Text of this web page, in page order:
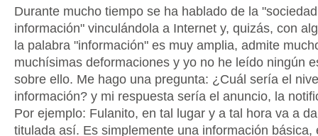
Durante mucho tiempo se ha hablado de la
información" vinculándola a Internet y, quizás, con
la palabra "información" es muy amplia, admite
muchísimas deformaciones y yo no he leído ningún
sobre ello. Me hago una pregunta: ¿Cuál sería el
información? y mi respuesta sería el anuncio, la
Por ejemplo: Fulanito, en tal lugar y a tal hora va a
titulada así. Es simplemente una información básica,